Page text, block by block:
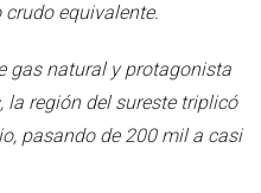
equivalente.
gas natural y protagonista
la región del sureste triplicó
pasando de 200 mil a casi